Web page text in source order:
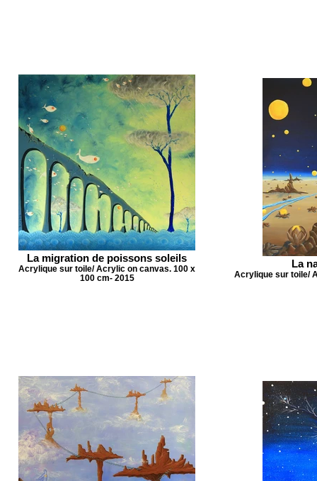
La migration de poissons soleils
Acrylique sur toile/ Acrylic on canvas. 100 x
100 cm- 2015
La
Acrylique sur toile/